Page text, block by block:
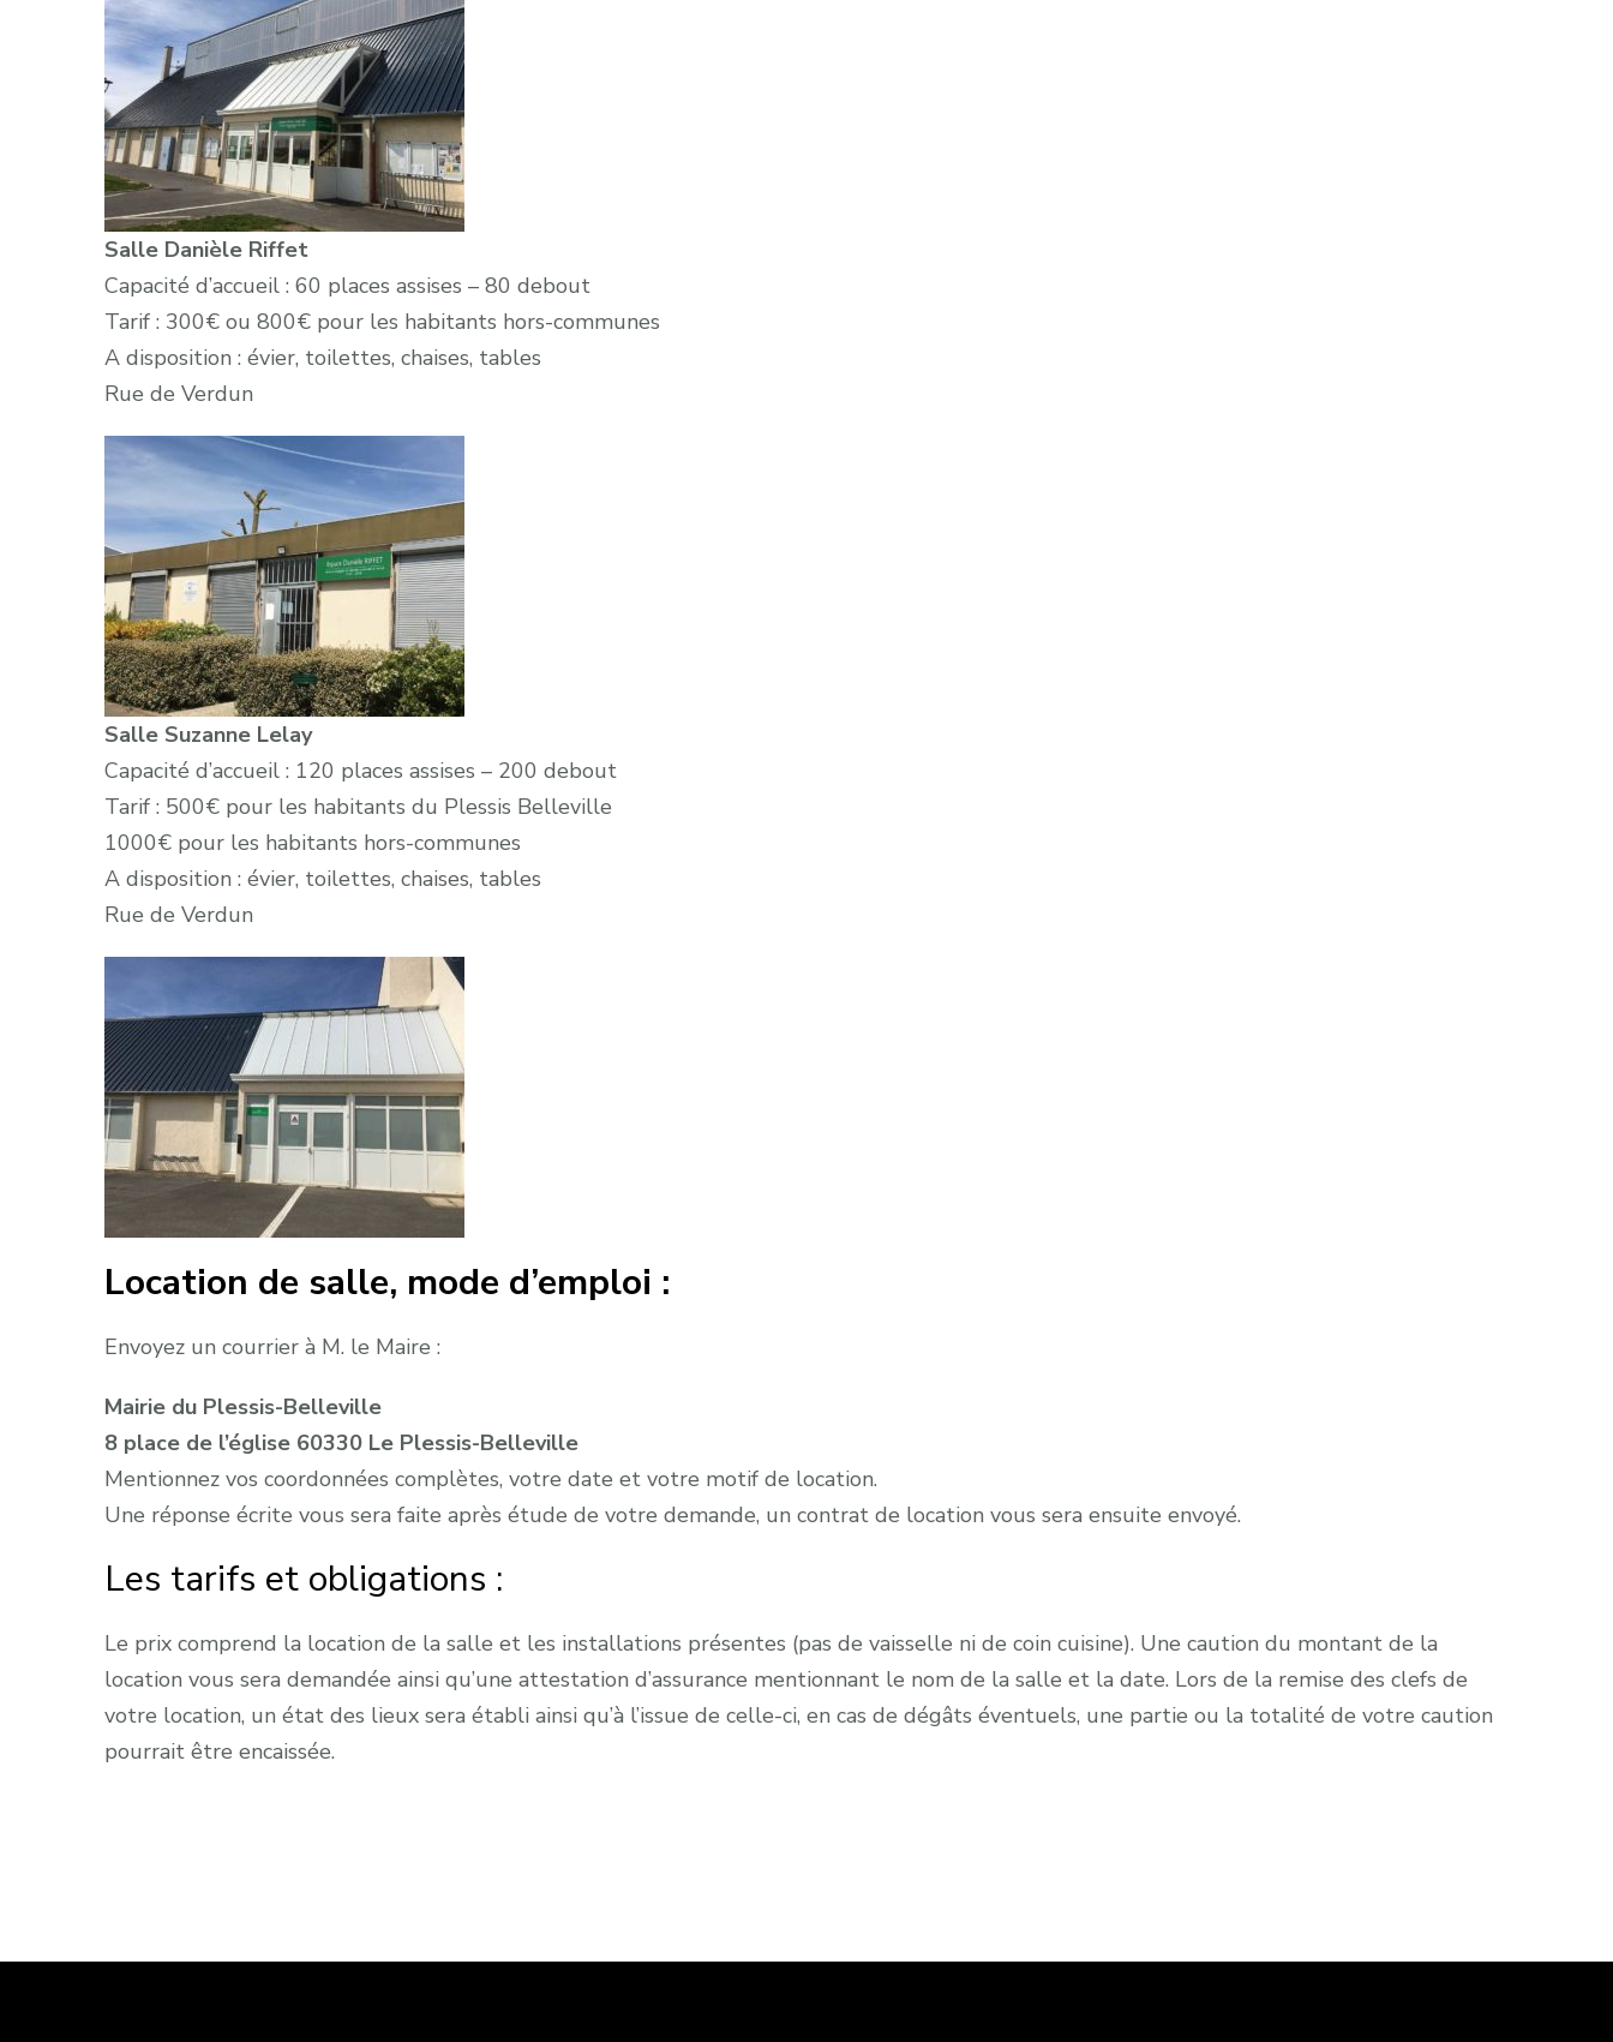
Salle Danièle Riffet
Capacité d’accueil : 60 places assises – 80 debout
Tarif : 300€ ou 800€ pour les habitants hors-communes
A disposition : évier, toilettes, chaises, tables
Rue de Verdun
Salle Suzanne Lelay
Capacité d’accueil : 120 places assises – 200 debout
Tarif : 500€ pour les habitants du Plessis Belleville
1000€ pour les habitants hors-communes
A disposition : évier, toilettes, chaises, tables
Rue de Verdun
Location de salle, mode d’emploi :
Envoyez un courrier à M. le Maire :
Mairie du Plessis-Belleville
8 place de l’église 60330 Le Plessis-Belleville
Mentionnez vos coordonnées complètes, votre date et votre motif de location.
Une réponse écrite vous sera faite après étude de votre demande, un contrat de location vous sera ensuite envoyé.
Les tarifs et obligations :
Le prix comprend la location de la salle et les installations présentes (pas de vaisselle ni de coin cuisine). Une caution du montant de la
location vous sera demandée ainsi qu’une attestation d’assurance mentionnant le nom de la salle et la date. Lors de la remise des clefs de
votre location, un état des lieux sera établi ainsi qu’à l’issue de celle-ci, en cas de dégâts éventuels, une partie ou la totalité de votre caution
pourrait être encaissée.